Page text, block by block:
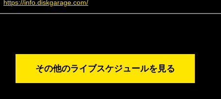
https://info.diskgarage.com/
その他のライブスケジュールを見る